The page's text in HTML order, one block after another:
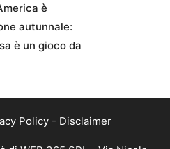
è
autunnale:
è un gioco da
Policy- Disclaimer